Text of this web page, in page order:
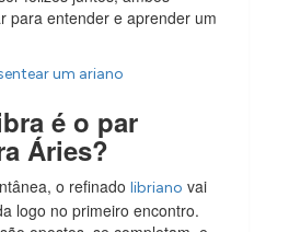
para entender e aprender um
um ariano
é o par
Áries?
o refinadolibriano vai
logo no primeiro encontro.